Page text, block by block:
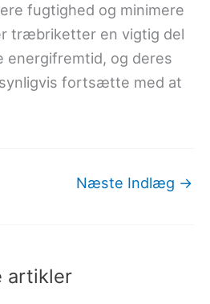
fugtighed og minimere
træbriketter en vigtig del
og deres
fortsætte med at
Næste Indlæg →
artikler